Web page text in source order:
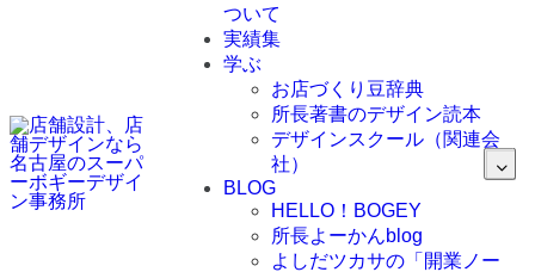
ついて
実績集
学ぶ
お店づくり豆辞典
所長著書のデザイン読本
デザインスクール（関連会
社）
BLOG
HELLO！BOGEY
所長よーかんblog
よしだツカサの「開業ノー